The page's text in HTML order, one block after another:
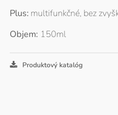
Plus: multifunkčné, bez
Objem: 150ml
Produktový katalóg